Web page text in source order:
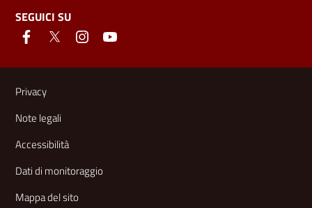
SEGUICI SU
Link e informazioni utili
Privacy
Note legali
Accessibilità
Dati di monitoraggio
Mappa del sito